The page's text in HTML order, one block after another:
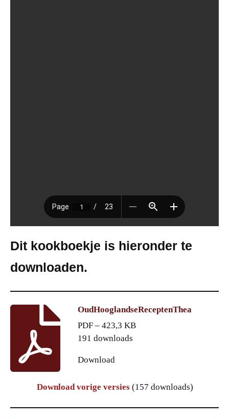
Dit kookboekje is hieronder te
downloaden.
OudHooglandseReceptenThea
PDF – 423,3 KB
191 downloads
Download
Download vorige versies (157 downloads)